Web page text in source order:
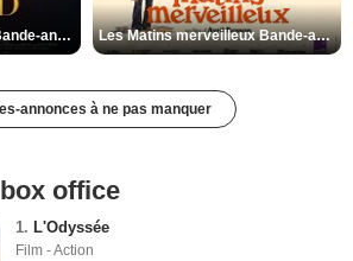
Les Silences de Riyad Bande-annonce VO STFR Les Matins merveilleux Bande-annonce VF
annonces à ne pas manquer
office
1. L'Odyssée
Film - Action